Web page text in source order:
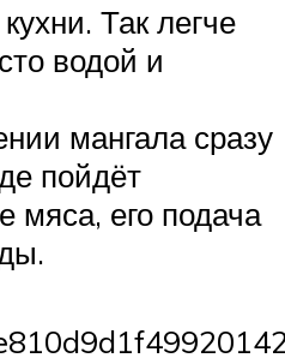
Так легче
водой и
мангала сразу
пойдёт
мяса, его подача